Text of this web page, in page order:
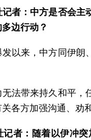
记者：中方是否会
边行动？
以来，中方同伊朗
法带来持久和平，
各方加强沟通、劝
记者：随着以伊冲